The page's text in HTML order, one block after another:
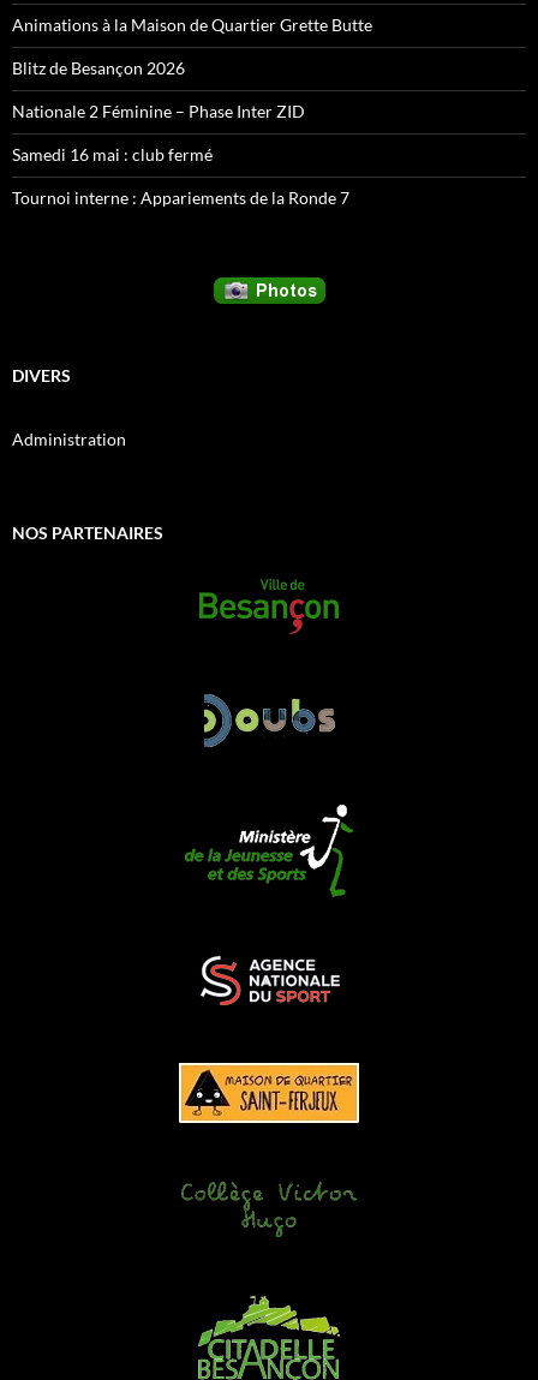
Animations à la Maison de Quartier Grette Butte
Blitz de Besançon 2026
Nationale 2 Féminine – Phase Inter ZID
Samedi 16 mai : club fermé
Tournoi interne : Appariements de la Ronde 7
DIVERS
Administration
NOS PARTENAIRES